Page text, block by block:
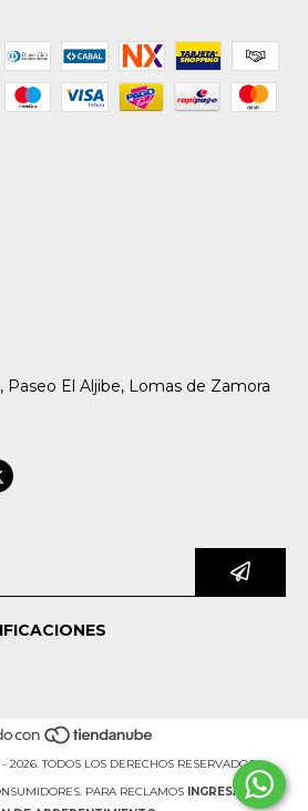
Paseo El Aljibe, Lomas de Zamora
2026. TODOS LOS DERECHOS RESERVADOS.
PARA RECLAMOS
INGRESÁ ACÁ.